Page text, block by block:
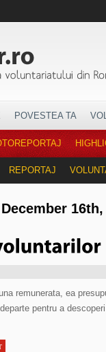
POVESTEA TA
REPORTAJ
16th,
remunerata, ea
pentru a